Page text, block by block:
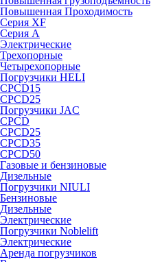
Повышенная Проходимость
Серия XF
Серия А
Электрические
Трехопорные
Четырехопорные
Погрузчики HELI
CPCD15
CPCD25
Погрузчики JAC
CPCD
CPCD25
CPCD35
CPCD50
Газовые и бензиновые
Дизельные
Погрузчики NIULI
Бензиновые
Дизельные
Электрические
Погрузчики Noblelift
Электрические
Аренда погрузчиков